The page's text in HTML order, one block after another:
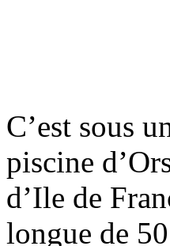
C’est sous
piscine
d’Ile de
longue de